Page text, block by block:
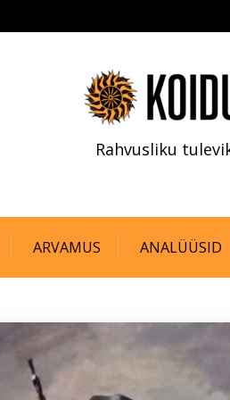
Rahvusliku
ARVAMUS ANALÜÜSID